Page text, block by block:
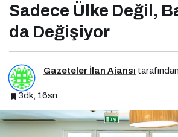
Sadece Ülke Değil,
da Değişiyor
Gazeteler İlan Ajansı
3dk, 16sn